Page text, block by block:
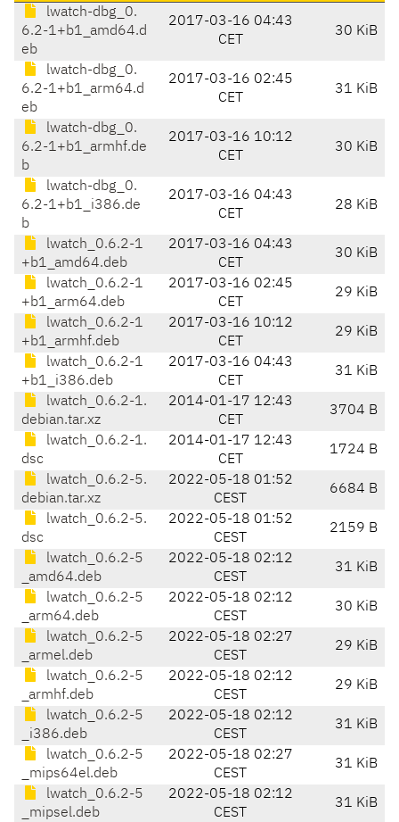
lwatch-dbg_0.
6.2-1+b1_amd64.d
eb
2017-03-16 04:43
CET
30 KiB
lwatch-dbg_0.
6.2-1+b1_arm64.d
eb
2017-03-16 02:45
CET
31 KiB
lwatch-dbg_0.
6.2-1+b1_armhf.de
b
2017-03-16 10:12
CET
30 KiB
lwatch-dbg_0.
6.2-1+b1_i386.de
b
2017-03-16 04:43
CET
28 KiB
lwatch_0.6.2-1
+b1_amd64.deb
2017-03-16 04:43
CET
30 KiB
lwatch_0.6.2-1
+b1_arm64.deb
2017-03-16 02:45
CET
29 KiB
lwatch_0.6.2-1
+b1_armhf.deb
2017-03-16 10:12
CET
29 KiB
lwatch_0.6.2-1
+b1_i386.deb
2017-03-16 04:43
CET
31 KiB
lwatch_0.6.2-1.
debian.tar.xz
2014-01-17 12:43
CET
3704 B
lwatch_0.6.2-1.
dsc
2014-01-17 12:43
CET
1724 B
lwatch_0.6.2-5.
debian.tar.xz
2022-05-18 01:52
CEST
6684 B
lwatch_0.6.2-5.
dsc
2022-05-18 01:52
CEST
2159 B
lwatch_0.6.2-5
_amd64.deb
2022-05-18 02:12
CEST
31 KiB
lwatch_0.6.2-5
_arm64.deb
2022-05-18 02:12
CEST
30 KiB
lwatch_0.6.2-5
_armel.deb
2022-05-18 02:27
CEST
29 KiB
lwatch_0.6.2-5
_armhf.deb
2022-05-18 02:12
CEST
29 KiB
lwatch_0.6.2-5
_i386.deb
2022-05-18 02:12
CEST
31 KiB
lwatch_0.6.2-5
_mips64el.deb
2022-05-18 02:27
CEST
31 KiB
lwatch_0.6.2-5
_mipsel.deb
2022-05-18 02:12
CEST
31 KiB